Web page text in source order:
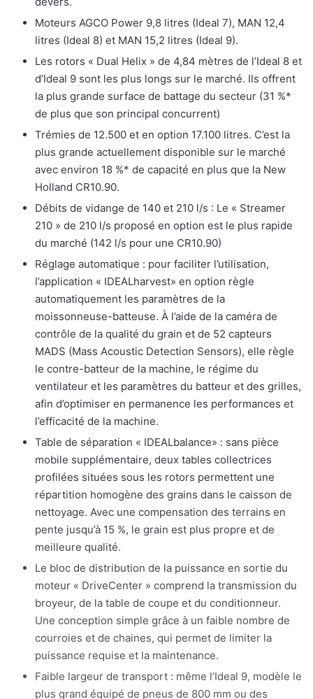
Moteurs AGCO Power 9,8 litres (Ideal 7), MAN 12,4
litres (Ideal 8) et MAN 15,2 litres (Ideal 9).
Les rotors « Dual Helix » de 4,84 mètres de l’Ideal 8 et
d’Ideal 9 sont les plus longs sur le marché. Ils offrent
la plus grande surface de battage du secteur (31 %*
de plus que son principal concurrent)
Trémies de 12.500 et en option 17.100 litres. C’est la
plus grande actuellement disponible sur le marché
avec environ 18 %* de capacité en plus que la New
Holland CR10.90.
Débits de vidange de 140 et 210 l/s : Le « Streamer
210 » de 210 l/s proposé en option est le plus rapide
du marché (142 l/s pour une CR10.90)
Réglage automatique : pour faciliter l’utilisation,
l’application « IDEALharvest» en option règle
automatiquement les paramètres de la
moissonneuse-batteuse. À l’aide de la caméra de
contrôle de la qualité du grain et de 52 capteurs
MADS (Mass Acoustic Detection Sensors), elle règle
le contre-batteur de la machine, le régime du
ventilateur et les paramètres du batteur et des grilles,
afin d’optimiser en permanence les performances et
l’efficacité de la machine.
Table de séparation « IDEALbalance» : sans pièce
mobile supplémentaire, deux tables collectrices
profilées situées sous les rotors permettent une
répartition homogène des grains dans le caisson de
nettoyage. Avec une compensation des terrains en
pente jusqu’à 15 %, le grain est plus propre et de
meilleure qualité.
Le bloc de distribution de la puissance en sortie du
moteur « DriveCenter » comprend la transmission du
broyeur, de la table de coupe et du conditionneur.
Une conception simple grâce à un faible nombre de
courroies et de chaines, qui permet de limiter la
puissance requise et la maintenance.
Faible largeur de transport : même l’Ideal 9, modèle le
plus grand équipé de pneus de 800 mm ou des